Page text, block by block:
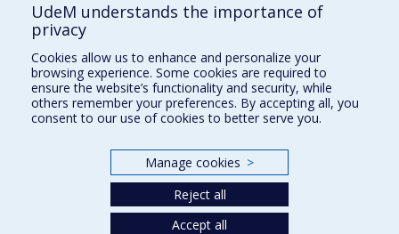
Who does what?
Find us
Site map
Accessibility
UdeM understands the importance of
privacy
Cookies allow us to enhance and personalize your
browsing experience. Some cookies are required to
ensure the website’s functionality and security, while
others remember your preferences. By accepting all, you
consent to our use of cookies to better serve you.
Manage cookies >
Reject all
Accept all